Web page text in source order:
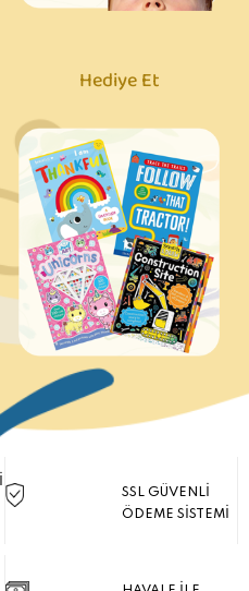
Hediye Et
SSL GÜVENLİ
ÖDEME SİSTEMİ